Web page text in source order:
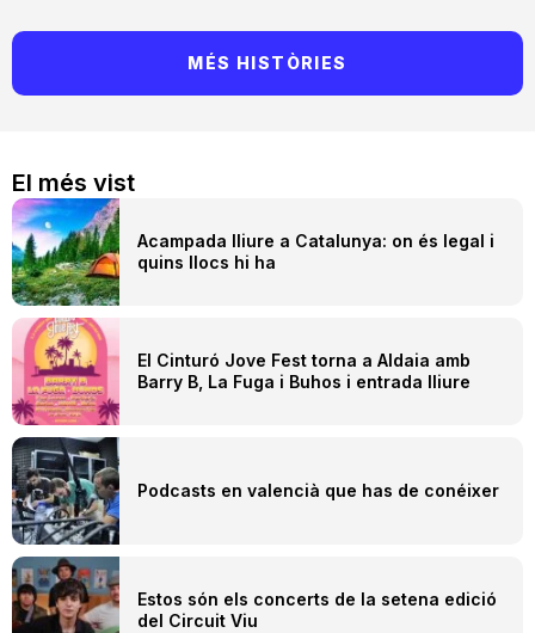
El més vist
Acampada lliure a Catalunya: on és legal i
quins llocs hi ha
El Cinturó Jove Fest torna a Aldaia amb
Barry B, La Fuga i Buhos i entrada lliure
Podcasts en valencià que has de conéixer
Estos són els concerts de la setena edició
del Circuit Viu
MÉS HISTÒRIES